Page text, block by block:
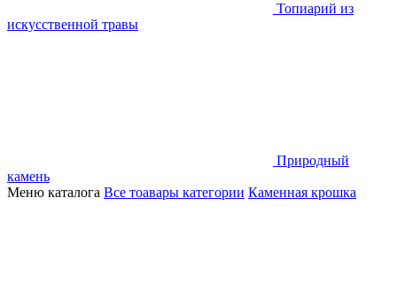
Топиарий из
искусственной травы
Природный
камень
Меню каталога Все тоавары категории Каменная крошка